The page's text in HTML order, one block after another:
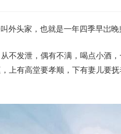
外头家，也就是一年四季早岀晚
不发泄，偶有不满，喝点小酒
上有高堂要孝顺，下有妻儿要